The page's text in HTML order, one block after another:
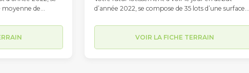
moyenne de
750m2. Situé
Moussat, du
la Justice, les
d’année 2022, se compose de 35 lots d’une surface
comportera également deux macros lots d’environ
750m2 (pouvant accueillir une habitation double).
Situé à l’intersection des Chemin du Petit Moussat,
VOIR LA FICHE TERRAIN